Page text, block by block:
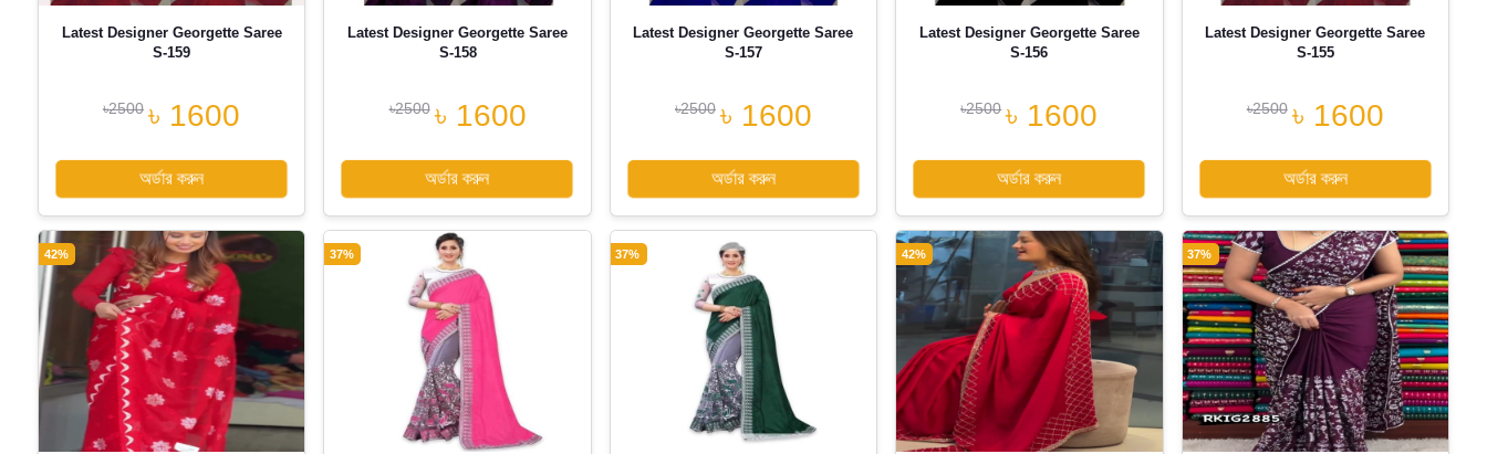
Latest Designer Georgette Saree
S-159
৳2500 ৳ 1600
অর্ডার করুন
Latest Designer Georgette Saree
S-158
৳2500 ৳ 1600
অর্ডার করুন
Latest Designer Georgette Saree
S-157
৳2500 ৳ 1600
অর্ডার করুন
Latest Designer Georgette Saree
S-156
৳2500 ৳ 1600
অর্ডার করুন
Latest Designer Georgette Saree
S-155
৳2500 ৳ 1600
অর্ডার করুন
42% 37% 37% 42% 37%